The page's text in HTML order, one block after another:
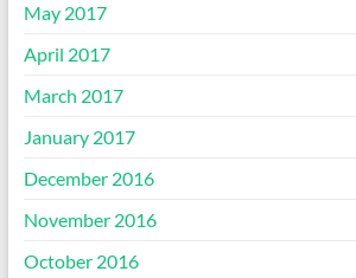
May 2017
April 2017
March 2017
January 2017
December 2016
November 2016
October 2016